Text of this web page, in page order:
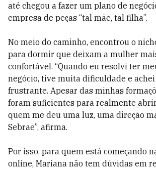
até chegou a fazer um plano de
empresa de peças “tal mãe, tal filha”.
No meio do caminho, encontrou o
para dormir que deixam a mulher
confortável. “Quando eu resolvi ter
negócio, tive muita dificuldade e
frustrante. Apesar das minhas
foram suficientes para realmente
quem me deu uma luz, uma direção
Sebrae”, afirma.
Por isso, para quem está começando
online, Mariana não tem dúvidas em